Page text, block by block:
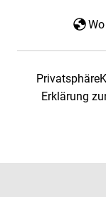
Privatsphäre
Erklärung